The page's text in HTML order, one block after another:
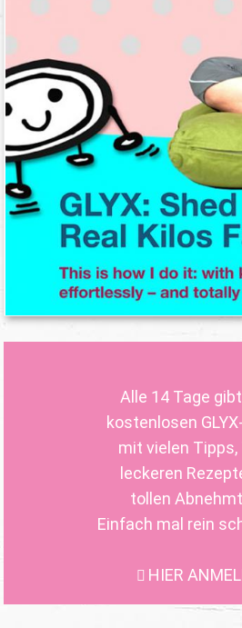
Alle 14 Tage
kostenlosen
mit vielen Tipps,
leckeren
tollen
Einfach mal rein
HIER